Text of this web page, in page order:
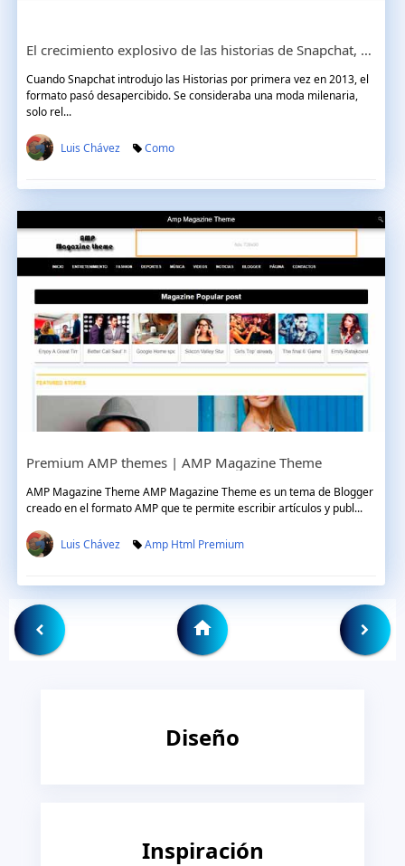
El crecimiento explosivo de las historias de Snapchat, Instagram y AMP
Cuando Snapchat introdujo las Historias por primera vez en 2013, el
formato pasó desapercibido. Se consideraba una moda milenaria,
solo rel...
Luis Chávez Como
Premium AMP themes | AMP Magazine Theme
AMP Magazine Theme AMP Magazine Theme es un tema de Blogger
creado en el formato AMP que te permite escribir artículos y publ...
Luis Chávez Amp Html Premium
Diseño
Inspiración